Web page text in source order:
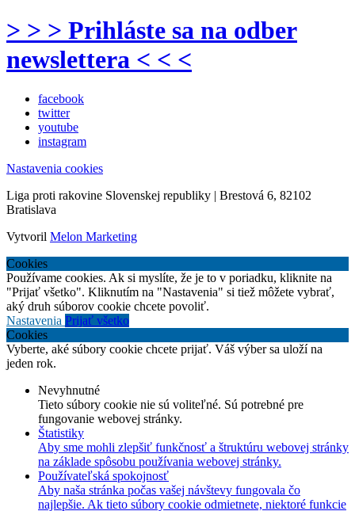
> > > Prihláste sa na odber
newslettera < < <
facebook
twitter
youtube
instagram
Nastavenia cookies
Liga proti rakovine Slovenskej republiky | Brestová 6, 82102
Bratislava
Vytvoril Melon Marketing
Cookies
Používame cookies. Ak si myslíte, že je to v poriadku, kliknite na
"Prijať všetko". Kliknutím na "Nastavenia" si tiež môžete vybrať,
aký druh súborov cookie chcete povoliť.
Nastavenia Prijať všetko
Cookies
Vyberte, aké súbory cookie chcete prijať. Váš výber sa uloží na
jeden rok.
Nevyhnutné
Tieto súbory cookie nie sú voliteľné. Sú potrebné pre
fungovanie webovej stránky.
Štatistiky
Aby sme mohli zlepšiť funkčnosť a štruktúru webovej stránky
na základe spôsobu používania webovej stránky.
Používateľská spokojnosť
Aby naša stránka počas vašej návštevy fungovala čo
najlepšie. Ak tieto súbory cookie odmietnete, niektoré funkcie